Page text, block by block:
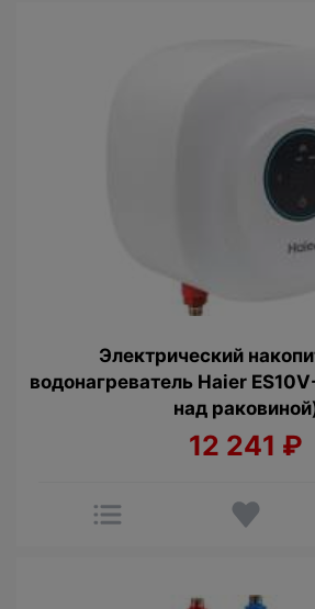
Электрический
водонагреватель Haier
над
12 241 ₽